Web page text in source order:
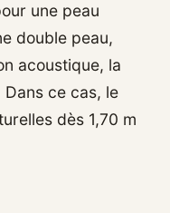
une peau
double peau,
acoustique, la
ce cas, le
dès 1,70 m